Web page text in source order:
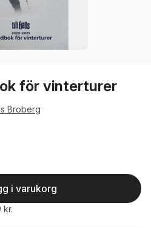
för vinterturer
Broberg
röster:
i varukorg
kr.